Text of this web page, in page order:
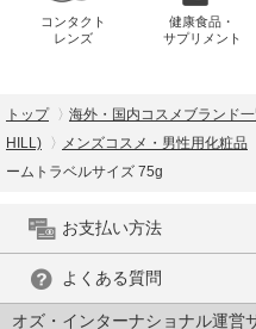
コンタクト
レンズ
健康食品・
サプリメント
トップ 海外・国内コスメブランド
HILL)
メンズコスメ・男性用化粧品
ームトラベルサイズ 75g
お支払い方法
よくある質問
オズ・インターナショナル運営